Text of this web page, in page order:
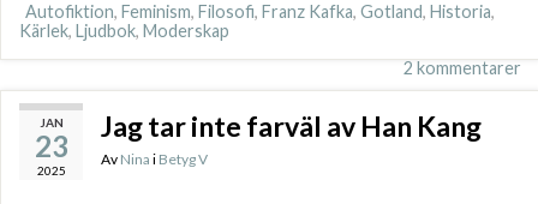
Autofiktion, Feminism, Filosofi, Franz Kafka, Gotland, Historia,
Kärlek, Ljudbok, Moderskap
2 kommentarer
JAN
23
2025
Jag tar inte farväl av Han Kang
Av Nina i Betyg V